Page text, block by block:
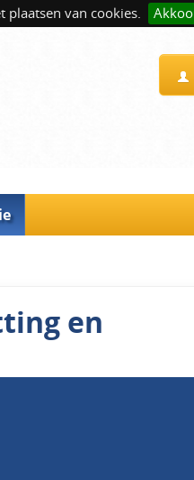
plaatsen van cookies.
en